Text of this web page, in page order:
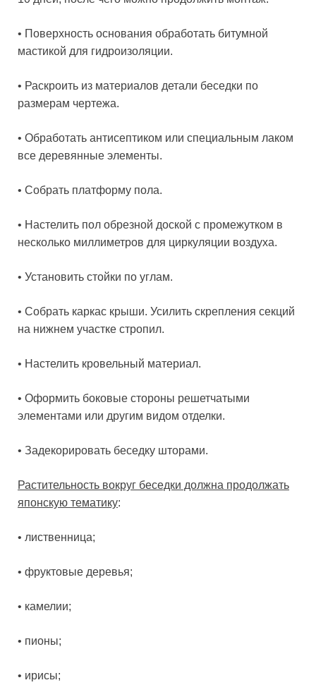
• Поверхность основания обработать битумной
мастикой для гидроизоляции.
• Раскроить из материалов детали беседки по
размерам чертежа.
• Обработать антисептиком или специальным лаком
все деревянные элементы.
• Собрать платформу пола.
• Настелить пол обрезной доской с промежутком в
несколько миллиметров для циркуляции воздуха.
• Установить стойки по углам.
• Собрать каркас крыши. Усилить скрепления секций
на нижнем участке стропил.
• Настелить кровельный материал.
• Оформить боковые стороны решетчатыми
элементами или другим видом отделки.
• Задекорировать беседку шторами.
Растительность вокруг беседки должна продолжать
японскую тематику:
• лиственница;
• фруктовые деревья;
• камелии;
• пионы;
• ирисы;